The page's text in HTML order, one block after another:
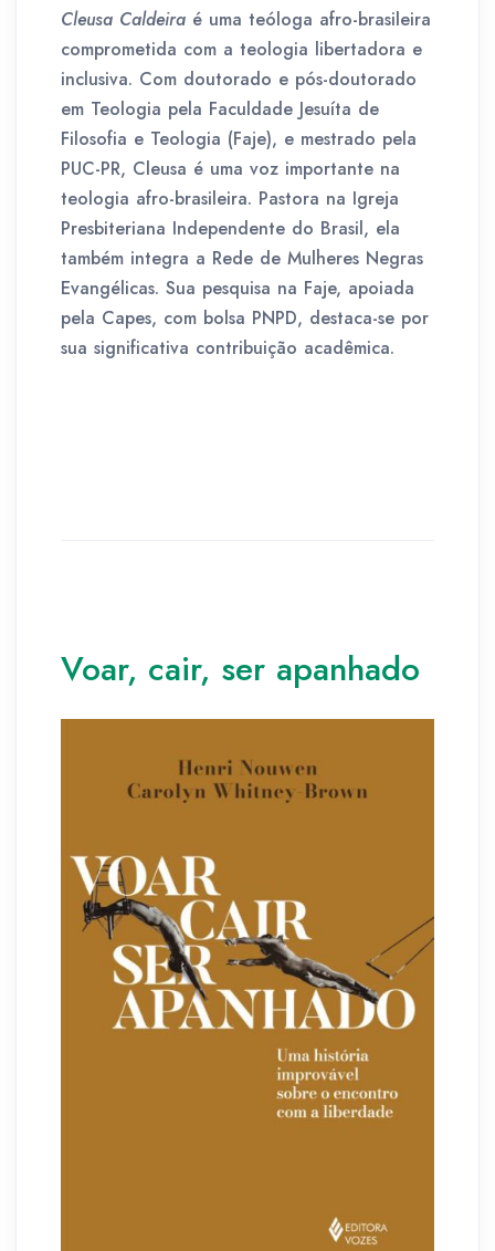
Cleusa Caldeira é uma teóloga afro-brasileira
comprometida com a teologia libertadora e
inclusiva. Com doutorado e pós-doutorado
em Teologia pela Faculdade Jesuíta de
Filosofia e Teologia (Faje), e mestrado pela
PUC-PR, Cleusa é uma voz importante na
teologia afro-brasileira. Pastora na Igreja
Presbiteriana Independente do Brasil, ela
também integra a Rede de Mulheres Negras
Evangélicas. Sua pesquisa na Faje, apoiada
pela Capes, com bolsa PNPD, destaca-se por
sua significativa contribuição acadêmica.
Voar, cair, ser apanhado